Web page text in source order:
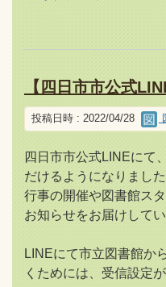
投稿日時 : 2022/04/28
四日市市公式LINEにて
だけるようになりました
行事の開催や図書館ス
お知らせをお届けしてい
LINEにて市立図書館か
くためには、受信設定が